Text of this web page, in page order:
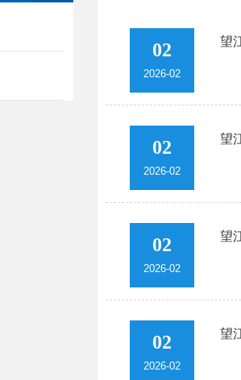
02
2026-02
望
02
2026-02
望
02
2026-02
望
02
2026-02
望